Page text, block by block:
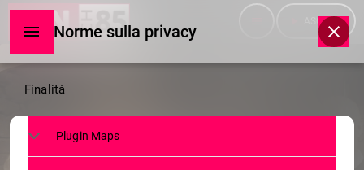
ASCOLTA
NEWS
Norme sulla privacy
Norme
sulla
privacy
Finalità
Plugin Maps